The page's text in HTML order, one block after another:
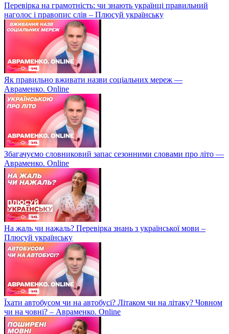
Перевірка на грамотність: чи знають українці правильний
наголос і правопис слів – Плюсуй українську
Як правильно вживати назви соціальних мереж —
Авраменко. Online
Збагачуємо словниковий запас сезонними словами про літо —
Авраменко. Online
На жаль чи нажаль? Перевірка знань з української мови –
Плюсуй українську
Їхати автобусом чи на автобусі? Літаком чи на літаку? Човном
чи на човні? – Авраменко. Online